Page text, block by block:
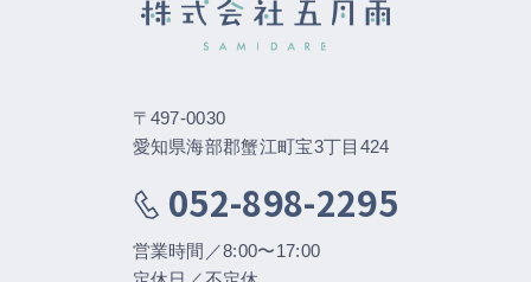
〒497-0030
愛知県海部郡蟹江町宝3丁目424
052-898-2295
営業時間／8:00〜17:00